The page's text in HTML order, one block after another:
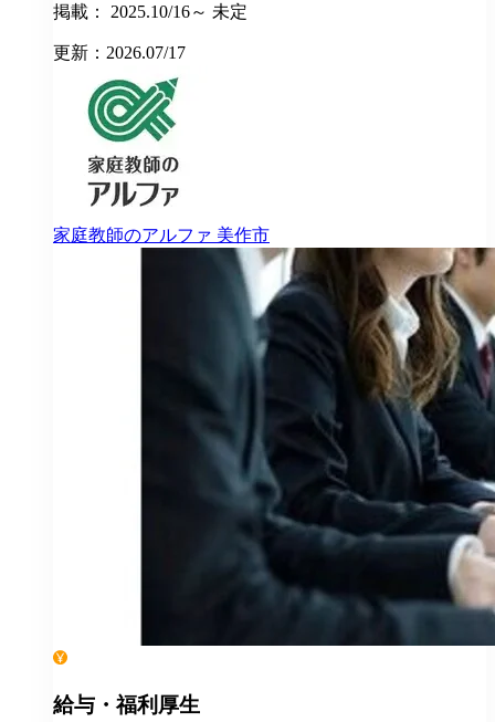
掲載： 2025.10/16～ 未定
更新：2026.07/17
家庭教師のアルファ 美作市
給与・福利厚生